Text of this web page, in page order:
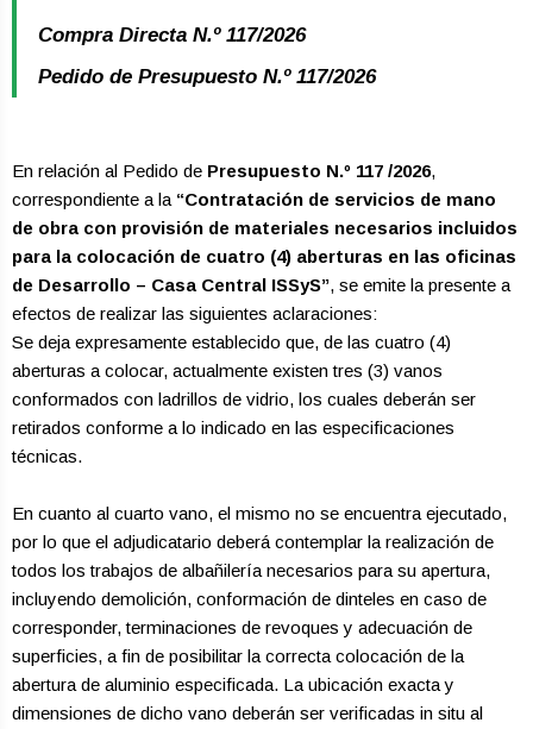
Compra Directa N.º 117/2026
Pedido de Presupuesto N.º 117/2026
En relación al Pedido de Presupuesto N.º 117 /2026,
correspondiente a la “Contratación de servicios de mano
de obra con provisión de materiales necesarios incluidos
para la colocación de cuatro (4) aberturas en las oficinas
de Desarrollo – Casa Central ISSyS”, se emite la presente a
efectos de realizar las siguientes aclaraciones:
Se deja expresamente establecido que, de las cuatro (4)
aberturas a colocar, actualmente existen tres (3) vanos
conformados con ladrillos de vidrio, los cuales deberán ser
retirados conforme a lo indicado en las especificaciones
técnicas.
En cuanto al cuarto vano, el mismo no se encuentra ejecutado,
por lo que el adjudicatario deberá contemplar la realización de
todos los trabajos de albañilería necesarios para su apertura,
incluyendo demolición, conformación de dinteles en caso de
corresponder, terminaciones de revoques y adecuación de
superficies, a fin de posibilitar la correcta colocación de la
abertura de aluminio especificada. La ubicación exacta y
dimensiones de dicho vano deberán ser verificadas in situ al